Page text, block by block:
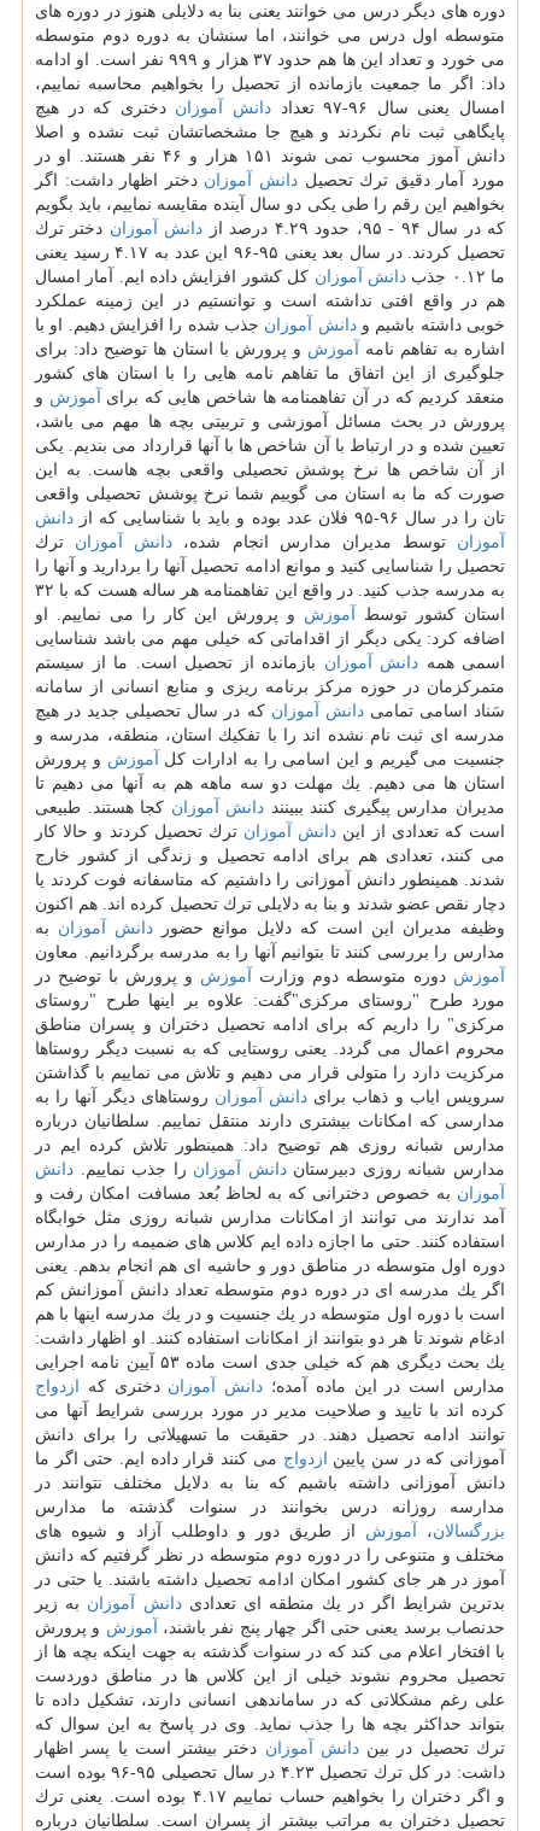
دوره های دیگر درس می خوانند یعنی بنا به دلایلی هنوز در دوره های
متوسطه اول درس می خوانند، اما سنشان به دوره دوم متوسطه
می خورد و تعداد این ها هم حدود ۳۷ هزار و ۹۹۹ نفر است. او ادامه
داد: اگر ما جمعیت بازمانده از تحصیل را بخواهیم محاسبه نماییم،
امسال یعنی سال ۹۶-۹۷ تعداد
دانش آموزان دختری كه در هیچ
پایگاهی ثبت نام نكردند و هیچ جا مشخصاتشان ثبت نشده و اصلا
دانش آموز محسوب نمی شوند ۱۵۱ هزار و ۴۶ نفر هستند. او در
مورد آمار دقیق ترك تحصیل دانش آموزان دختر اظهار داشت: اگر
بخواهیم این رقم را طی یكی دو سال آینده مقایسه نماییم، باید بگویم
كه در سال ۹۴ - ۹۵، حدود ۴.۲۹ درصد از
دانش آموزان دختر ترك
تحصیل كردند. در سال بعد یعنی ۹۵-۹۶ این عدد به ۴.۱۷ رسید یعنی
ما ۰.۱۲ جذب
دانش آموزان كل كشور افزایش داده ایم. آمار امسال
هم در واقع افتی نداشته است و توانستیم در این زمینه عملكرد
خوبی داشته باشیم ودانش آموزان جذب شده را افزایش دهیم. او با
اشاره به تفاهم نامه آموزش و پرورش با استان ها توضیح داد: برای
جلوگیری از این اتفاق ما تفاهم نامه هایی را با استان های كشور
منعقد كردیم كه در آن تفاهمنامه ها شاخص هایی كه برای آموزش و
پرورش در بحث مسائل آموزشی و تربیتی بچه ها مهم می باشد،
تعیین شده و در ارتباط با آن شاخص ها با آنها قرارداد می بندیم. یكی
از آن شاخص ها نرخ پوشش تحصیلی واقعی بچه هاست. به این
صورت كه ما به استان می گوییم شما نرخ پوشش تحصیلی واقعی
تان را در سال ۹۶-۹۵ فلان عدد بوده و باید با شناسایی كه از
دانش
آموزان توسط مدیران مدارس انجام شده، دانش آموزان ترك
تحصیل را شناسایی كنید و موانع ادامه تحصیل آنها را بردارید و آنها را
به مدرسه جذب كنید. در واقع این تفاهمنامه هر ساله هست كه با ۳۲
استان كشور توسط آموزش و پرورش این كار را می نماییم. او
اضافه كرد: یكی دیگر از اقداماتی كه خیلی مهم می باشد شناسایی
اسمی همه دانش آموزان بازمانده از تحصیل است. ما از سیستم
متمركزمان در حوزه مركز برنامه ریزی و منابع انسانی از سامانه
سَناد اسامی تمامیدانش آموزان كه در سال تحصیلی جدید در هیچ
مدرسه ای ثبت نام نشده اند را با تفكیك استان، منطقه، مدرسه و
جنسیت می گیریم و این اسامی را به ادارات كل آموزش و پرورش
استان ها می دهیم. یك مهلت دو سه ماهه هم به آنها می دهیم تا
مدیران مدارس پیگیری كنند ببینند دانش آموزان كجا هستند. طبیعی
است كه تعدادی از این دانش آموزان ترك تحصیل كردند و حالا كار
می كنند، تعدادی هم برای ادامه تحصیل و زندگی از كشور خارج
شدند. همینطور دانش آموزانی را داشتیم كه متاسفانه فوت كردند یا
دچار نقص عضو شدند و بنا به دلایلی ترك تحصیل كرده اند. هم اكنون
وظیفه مدیران این است كه دلایل موانع حضور دانش آموزان به
مدارس را بررسی كنند تا بتوانیم آنها را به مدرسه برگردانیم. معاون
آموزش دوره متوسطه دوم وزارت آموزش و پرورش با توضیح در
مورد طرح "روستای مركزی"گفت: علاوه بر اینها طرح "روستای
مركزی" را داریم كه برای ادامه تحصیل دختران و پسران مناطق
محروم اعمال می گردد. یعنی روستایی كه به نسبت دیگر روستاها
مركزیت دارد را متولی قرار می دهیم و تلاش می نماییم با گذاشتن
سرویس ایاب و ذهاب برای دانش آموزان روستاهای دیگر آنها را به
مدارسی كه امكانات بیشتری دارند منتقل نماییم. سلطانیان درباره
مدارس شبانه روزی هم توضیح داد: همینطور تلاش كرده ایم در
مدارس شبانه روزی دبیرستاندانش آموزان را جذب نماییم. دانش
آموزان به خصوص دخترانی كه به لحاظ بُعد مسافت امكان رفت و
آمد ندارند می توانند از امكانات مدارس شبانه روزی مثل خوابگاه
استفاده كنند. حتی ما اجازه داده ایم كلاس های ضمیمه را در مدارس
دوره اول متوسطه در مناطق دور و حاشیه ای هم انجام بدهم. یعنی
اگر یك مدرسه ای در دوره دوم متوسطه تعداد دانش آموزانش كم
است با دوره اول متوسطه در یك جنسیت و در یك مدرسه اینها با هم
ادغام شوند تا هر دو بتوانند از امكانات استفاده كنند. او اظهار داشت:
یك بحث دیگری هم كه خیلی جدی است ماده ۵۳ آیین نامه اجرایی
مدارس است در این ماده آمده؛ دانش آموزان دختری كه ازدواج
كرده اند با تایید و صلاحیت مدیر در مورد بررسی شرایط آنها می
توانند ادامه تحصیل دهند. در حقیقت ما تسهیلاتی را برای دانش
آموزانی كه در سن پایین ازدواج می كنند قرار داده ایم. حتی اگر ما
دانش آموزانی داشته باشیم كه بنا به دلایل مختلف نتوانند در
مدارسه روزانه درس بخوانند در سنوات گذشته ما مدارس
بزرگسالان، آموزش از طریق دور و داوطلب آزاد و شیوه های
مختلف و متنوعی را در دوره دوم متوسطه در نظر گرفتیم كه دانش
آموز در هر جای كشور امكان ادامه تحصیل داشته باشند. یا حتی در
بدترین شرایط اگر در یك منطقه ای تعدادیدانش آموزان به زیر
حدنصاب برسد یعنی حتی اگر چهار پنج نفر باشند، آموزش و پرورش
با افتخار اعلام می كند كه در سنوات گذشته به جهت اینكه بچه ها از
تحصیل محروم نشوند خیلی از این كلاس ها در مناطق دوردست
علی رغم مشكلاتی كه در ساماندهی انسانی دارند، تشكیل داده تا
بتواند حداكثر بچه ها را جذب نماید. وی در پاسخ به این سوال كه
ترك تحصیل در بیندانش آموزان دختر بیشتر است یا پسر اظهار
داشت: در كل ترك تحصیل ۴.۲۳ در سال تحصیلی ۹۵-۹۶ بوده است
و اگر دختران را بخواهیم حساب نماییم ۴.۱۷ بوده است. یعنی ترك
تحصیل دختران به مراتب بیشتر از پسران است. سلطانیان درباره